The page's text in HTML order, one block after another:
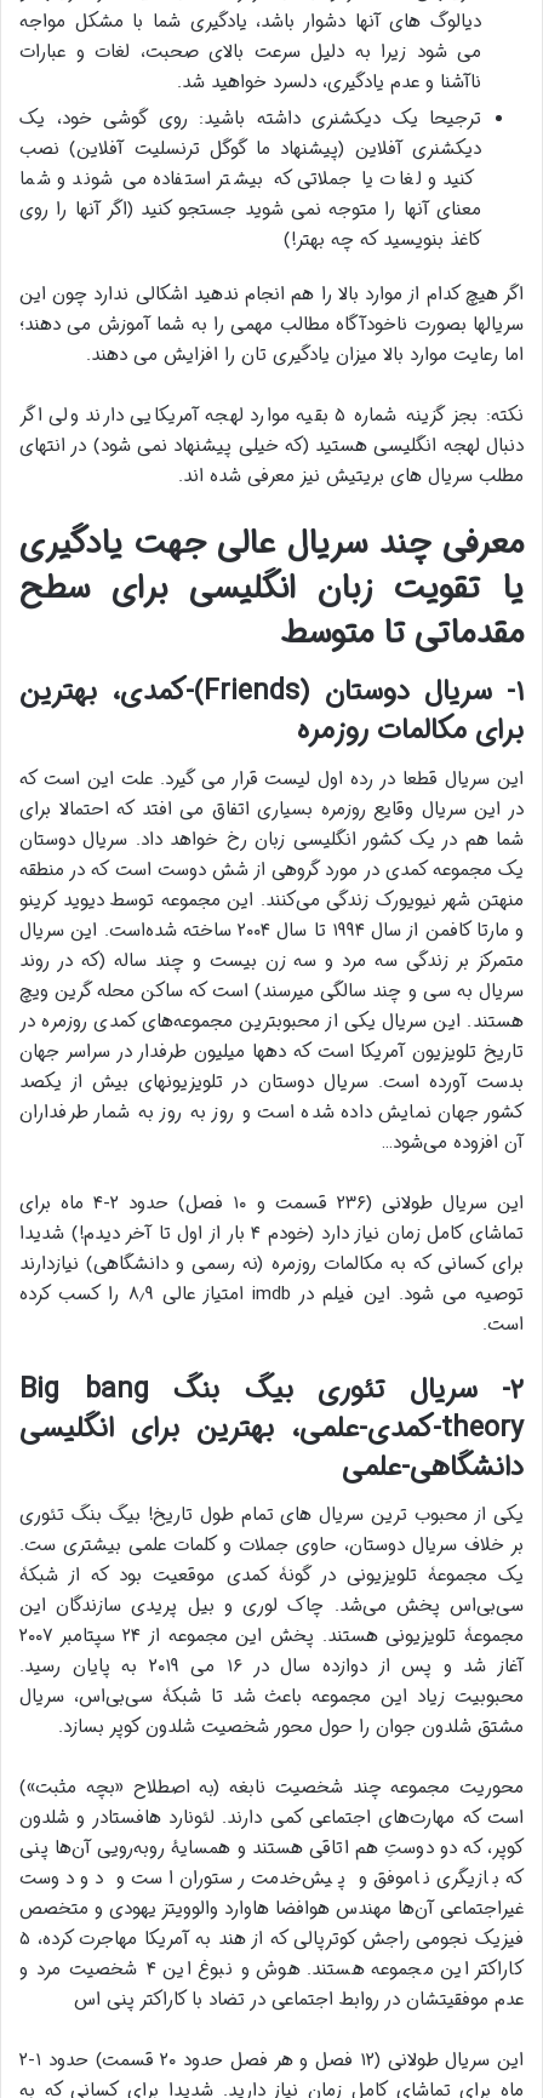
دیالوگ های آنها دشوار باشد، یادگیری شما با مشکل مواجه
می شود زیرا به دلیل سرعت بالای صحبت، لغات و عبارات
ناآشنا و عدم یادگیری، دلسرد خواهید شد.
ترجیحا یک دیکشنری داشته باشید: روی گوشی خود، یک
دیکشنری آفلاین (پیشنهاد ما گوگل ترنسلیت آفلاین) نصب
کنید و لغات یا جملاتی که بیشتر استفاده می شوند و شما
معنای آنها را متوجه نمی شوید جستجو کنید (اگر آنها را روی
کاغذ بنویسید که چه بهتر!)
اگر هیچ کدام از موارد بالا را هم انجام ندهید اشکالی ندارد چون این
سریالها بصورت ناخودآگاه مطالب مهمی را به شما آموزش می دهند؛
اما رعایت موارد بالا میزان یادگیری تان را افزایش می دهند.
نکته: بجز گزینه شماره ۵ بقیه موارد لهجه آمریکایی دارند ولی اگر
دنبال لهجه انگلیسی هستید (که خیلی پیشنهاد نمی شود) در انتهای
مطلب سریال های بریتیش نیز معرفی شده اند.
معرفی چند سریال عالی جهت یادگیری
یا تقویت زبان انگلیسی برای سطح
مقدماتی تا متوسط
۱- سریال دوستان (Friends)-کمدی، بهترین
برای مکالمات روزمره
این سریال قطعا در رده اول لیست قرار می گیرد. علت این است که
در این سریال وقایع روزمره بسیاری اتفاق می افتد که احتمالا برای
شما هم در یک کشور انگلیسی زبان رخ خواهد داد. سریال دوستان
یک مجموعه کمدی در مورد گروهی از شش دوست است که در منطقه
منهتن شهر نیویورک زندگی می‌کنند. این مجموعه توسط دیوید کرینو
و مارتا کافمن از سال ۱۹۹۴ تا سال ۲۰۰۴ ساخته شده‌است. این سریال
متمرکز بر زندگی سه مرد و سه زن بیست و چند ساله (که در روند
سریال به سی و چند سالگی میرسند) است که ساکن محله گرین ویچ
هستند. این سریال یکی از محبوبترین مجموعه‌های کمدی روزمره در
تاریخ تلویزیون آمریکا است که دهها میلیون طرفدار در سراسر جهان
بدست آورده‌ است. سریال دوستان در تلویزیونهای بیش از یکصد
کشور جهان نمایش داده شده‌ است و روز به روز به شمار طرفداران
آن افزوده می‌شود…
این سریال طولانی (۲۳۶ قسمت و ۱۰ فصل) حدود ۲-۴ ماه برای
تماشای کامل زمان نیاز دارد (خودم ۴ بار از اول تا آخر دیدم!) شدیدا
برای کسانی که به مکالمات روزمره (نه رسمی و دانشگاهی) نیازدارند
توصیه می شود. این فیلم در imdb امتیاز عالی ۸٫۹ را کسب کرده
است.
۲- سریال تئوری بیگ بنگ Big bang
theory-کمدی-علمی، بهترین برای انگلیسی
دانشگاهی-علمی
یکی از محبوب ترین سریال های تمام طول تاریخ! بیگ بنگ تئوری
بر خلاف سریال دوستان، حاوی جملات و کلمات علمی بیشتری ست.
یک مجموعۀ تلویزیونی در گونۀ کمدی موقعیت بود که از شبکۀ
سی‌بی‌اس پخش می‌شد. چاک لوری و بیل پریدی سازندگان این
مجموعۀ تلویزیونی هستند. پخش این مجموعه از ۲۴ سپتامبر ۲۰۰۷
آغاز شد و پس از دوازده سال در ۱۶ می ۲۰۱۹ به پایان رسید.
محبوبیت زیاد این مجموعه باعث شد تا شبکۀ سی‌بی‌اس، سریال
مشتق شلدون جوان را حول محور شخصیت شلدون کوپر بسازد.
محوریت مجموعه چند شخصیت نابغه (به اصطلاح «بچه مثبت»)
است که مهارت‌های اجتماعی کمی دارند. لئونارد هافستادر و شلدون
کوپر، که دو دوستِ هم اتاقی هستند و همسایهٔ روبه‌رویی آن‌ها پنی
که بازیگری ناموفق و پیش‌خدمت رستوران است و دو دوست
غیراجتماعی آن‌ها مهندس هوافضا هاوارد والوویتز یهودی و متخصص
فیزیک نجومی راجش کوترپالی که از هند به آمریکا مهاجرت کرده، ۵
کاراکتر این مجموعه هستند. هوش و نبوغ این ۴ شخصیت مرد و
عدم موفقیتشان در روابط اجتماعی در تضاد با کاراکتر پنی اس
این سریال طولانی (۱۲ فصل و هر فصل حدود ۲۰ قسمت) حدود ۱-۲
ماه برای تماشای کامل زمان نیاز دارید. شدیدا برای کسانی که به